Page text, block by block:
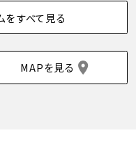
をすべて見る
MAPを見る